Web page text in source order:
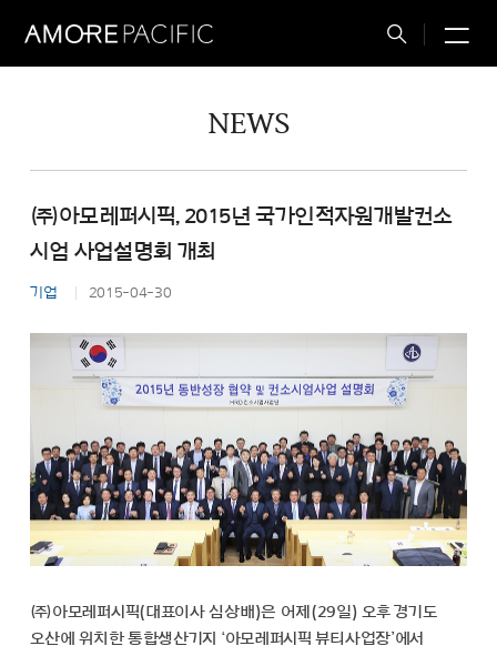
Total
NEWS
㈜아모레퍼시픽, 2015년 국가인적자원개발컨소
시엄 사업설명회 개최
기업 2015-04-30
㈜아모레퍼시픽(대표이사 심상배)은 어제(29일) 오후 경기도
오산에 위치한 통합생산기지 ‘아모레퍼시픽 뷰티사업장’에서